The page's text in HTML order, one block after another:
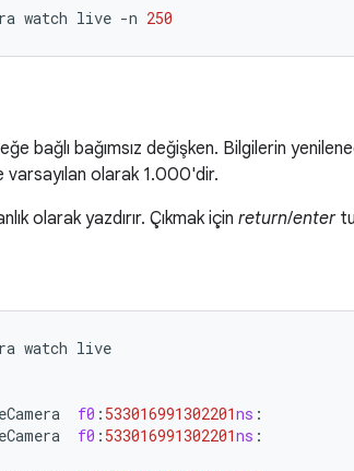
watch live -n 250
bağlı bağımsız değişken. Bilgilerin
olarak 1.000'dir.
olarak yazdırır. Çıkmak için return/enter
watch live
f0 : 533016991302201ns :
f0 : 533016991302201ns :